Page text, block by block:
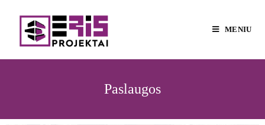
MENIU
Paslaugos